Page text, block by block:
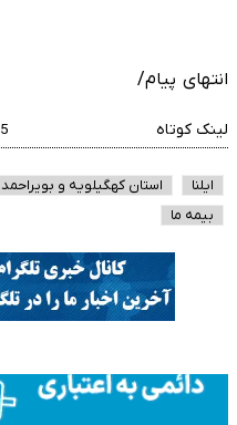
انتهای پیام/
لینک کوتاه
ایلنا استان کهگیلویه و بویراحمد
بیمه ما